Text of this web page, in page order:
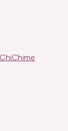
ChiChime